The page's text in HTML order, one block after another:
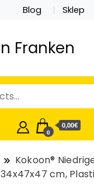
Blog Sklep
Franken
0
0,00€
Kokoon®
34x47x47 cm,